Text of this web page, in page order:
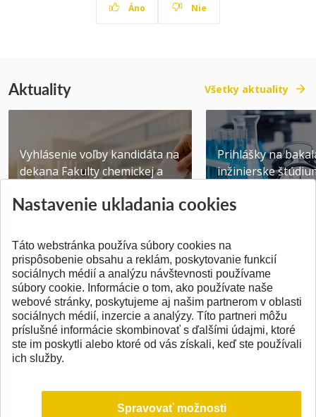
Áno Nie
Aktuality Všetky aktuality
Vyhlásenie voľby kandidáta na
dekana Fakulty chemickej a
Publikované 31.07.2026
Prihlášky na
inžinierske
Publikované
SPÄŤ NA VRCH
Nastavenie ukladania cookies
Táto webstránka používa súbory cookies na
prispôsobenie obsahu a reklám, poskytovanie funkcií
sociálnych médií a analýzu návštevnosti používame
súbory cookie. Informácie o tom, ako používate naše
webové stránky, poskytujeme aj našim partnerom v oblasti
sociálnych médií, inzercie a analýzy. Títo partneri môžu
príslušné informácie skombinovať s ďalšími údajmi, ktoré
ste im poskytli alebo ktoré od vás získali, keď ste používali
ich služby.
Spravovať možnosti